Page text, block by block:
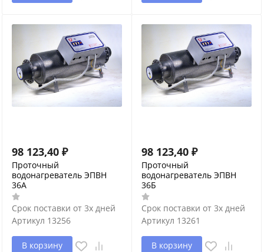
98 123,40 ₽
Проточный
водонагреватель ЭПВН
36А
Срок поставки от 3х дней
Артикул 13256
В корзину
98 123,40 ₽
Проточный
водонагреватель ЭПВН
36Б
Срок поставки от 3х дней
Артикул 13261
В корзину